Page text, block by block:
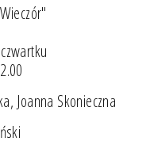
Joanna Skonieczna